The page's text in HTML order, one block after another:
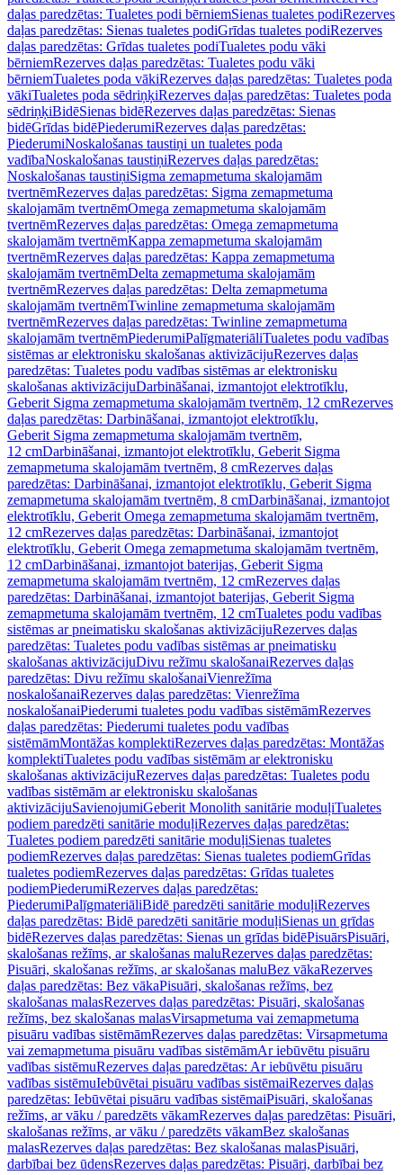
daļas paredzētas: Tualetes podi bērniemSienas tualetes podiRezerves
daļas paredzētas: Sienas tualetes podiGrīdas tualetes podiRezerves
daļas paredzētas: Grīdas tualetes podiTualetes podu vāki
bērniemRezerves daļas paredzētas: Tualetes podu vāki
bērniemTualetes poda vākiRezerves daļas paredzētas: Tualetes poda
vākiTualetes poda sēdriņķiRezerves daļas paredzētas: Tualetes poda
sēdriņķiBidēSienas bidēRezerves daļas paredzētas: Sienas
bidēGrīdas bidēPiederumiRezerves daļas paredzētas:
PiederumiNoskalošanas taustiņi un tualetes poda
vadībaNoskalošanas taustiņiRezerves daļas paredzētas:
Noskalošanas taustiņiSigma zemapmetuma skalojamām
tvertnēmRezerves daļas paredzētas: Sigma zemapmetuma
skalojamām tvertnēmOmega zemapmetuma skalojamām
tvertnēmRezerves daļas paredzētas: Omega zemapmetuma
skalojamām tvertnēmKappa zemapmetuma skalojamām
tvertnēmRezerves daļas paredzētas: Kappa zemapmetuma
skalojamām tvertnēmDelta zemapmetuma skalojamām
tvertnēmRezerves daļas paredzētas: Delta zemapmetuma
skalojamām tvertnēmTwinline zemapmetuma skalojamām
tvertnēmRezerves daļas paredzētas: Twinline zemapmetuma
skalojamām tvertnēmPiederumiPalīgmateriāliTualetes podu vadības
sistēmas ar elektronisku skalošanas aktivizācijuRezerves daļas
paredzētas: Tualetes podu vadības sistēmas ar elektronisku
skalošanas aktivizācijuDarbināšanai, izmantojot elektrotīklu,
Geberit Sigma zemapmetuma skalojamām tvertnēm, 12 cmRezerves
daļas paredzētas: Darbināšanai, izmantojot elektrotīklu,
Geberit Sigma zemapmetuma skalojamām tvertnēm,
12 cmDarbināšanai, izmantojot elektrotīklu, Geberit Sigma
zemapmetuma skalojamām tvertnēm, 8 cmRezerves daļas
paredzētas: Darbināšanai, izmantojot elektrotīklu, Geberit Sigma
zemapmetuma skalojamām tvertnēm, 8 cmDarbināšanai, izmantojot
elektrotīklu, Geberit Omega zemapmetuma skalojamām tvertnēm,
12 cmRezerves daļas paredzētas: Darbināšanai, izmantojot
elektrotīklu, Geberit Omega zemapmetuma skalojamām tvertnēm,
12 cmDarbināšanai, izmantojot baterijas, Geberit Sigma
zemapmetuma skalojamām tvertnēm, 12 cmRezerves daļas
paredzētas: Darbināšanai, izmantojot baterijas, Geberit Sigma
zemapmetuma skalojamām tvertnēm, 12 cmTualetes podu vadības
sistēmas ar pneimatisku skalošanas aktivizācijuRezerves daļas
paredzētas: Tualetes podu vadības sistēmas ar pneimatisku
skalošanas aktivizācijuDivu režīmu skalošanaiRezerves daļas
paredzētas: Divu režīmu skalošanaiVienrežīma
noskalošanaiRezerves daļas paredzētas: Vienrežīma
noskalošanaiPiederumi tualetes podu vadības sistēmāmRezerves
daļas paredzētas: Piederumi tualetes podu vadības
sistēmāmMontāžas komplektiRezerves daļas paredzētas: Montāžas
komplektiTualetes podu vadības sistēmām ar elektronisku
skalošanas aktivizācijuRezerves daļas paredzētas: Tualetes podu
vadības sistēmām ar elektronisku skalošanas
aktivizācijuSavienojumiGeberit Monolith sanitārie moduļiTualetes
podiem paredzēti sanitārie moduļiRezerves daļas paredzētas:
Tualetes podiem paredzēti sanitārie moduļiSienas tualetes
podiemRezerves daļas paredzētas: Sienas tualetes podiemGrīdas
tualetes podiemRezerves daļas paredzētas: Grīdas tualetes
podiemPiederumiRezerves daļas paredzētas:
PiederumiPalīgmateriāliBidē paredzēti sanitārie moduļiRezerves
daļas paredzētas: Bidē paredzēti sanitārie moduļiSienas un grīdas
bidēRezerves daļas paredzētas: Sienas un grīdas bidēPisuārsPisuāri,
skalošanas režīms, ar skalošanas maluRezerves daļas paredzētas:
Pisuāri, skalošanas režīms, ar skalošanas maluBez vākaRezerves
daļas paredzētas: Bez vākaPisuāri, skalošanas režīms, bez
skalošanas malasRezerves daļas paredzētas: Pisuāri, skalošanas
režīms, bez skalošanas malasVirsapmetuma vai zemapmetuma
pisuāru vadības sistēmāmRezerves daļas paredzētas: Virsapmetuma
vai zemapmetuma pisuāru vadības sistēmāmAr iebūvētu pisuāru
vadības sistēmuRezerves daļas paredzētas: Ar iebūvētu pisuāru
vadības sistēmuIebūvētai pisuāru vadības sistēmaiRezerves daļas
paredzētas: Iebūvētai pisuāru vadības sistēmaiPisuāri, skalošanas
režīms, ar vāku / paredzēts vākamRezerves daļas paredzētas: Pisuāri,
skalošanas režīms, ar vāku / paredzēts vākamBez skalošanas
malasRezerves daļas paredzētas: Bez skalošanas malasPisuāri,
darbībai bez ūdensRezerves daļas paredzētas: Pisuāri, darbībai bez